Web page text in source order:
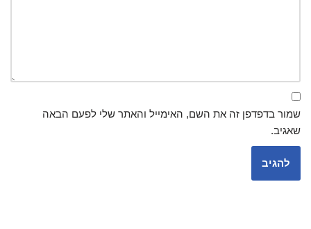
שמור בדפדפן זה את השם, האימייל והאתר שלי לפעם הבאה
שאגיב.